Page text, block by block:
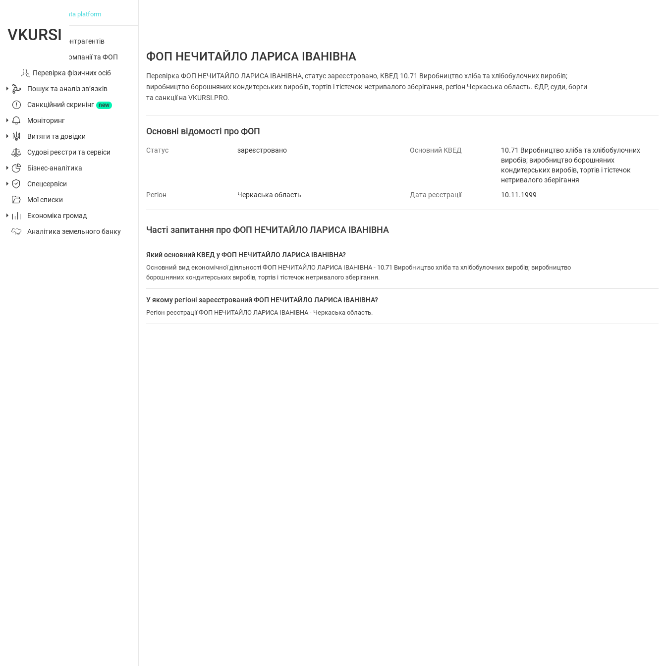
big data platform
Перевірка контрагентів
Досьє на компанії та ФОП
Перевірка фізичних осіб
Пошук та аналіз звʼязків
Санкційний скринінг
new
Моніторинг
Витяги та довідки
Судові реєстри та сервіси
Бізнес-аналітика
Спецсервіси
Мої списки
Економіка громад
Аналітика земельного банку
ФОП НЕЧИТАЙЛО ЛАРИСА ІВАНІВНА
Перевірка ФОП НЕЧИТАЙЛО ЛАРИСА ІВАНІВНА, статус зареєстровано, КВЕД 10.71 Виробництво хліба та хлібобулочних виробів;
виробництво борошняних кондитерських виробів, тортів і тістечок нетривалого зберігання, регіон Черкаська область. ЄДР, суди, борги
та санкції на VKURSI.PRO.
Основні відомості про ФОП
Статус зареєстровано Основний КВЕД
10.71 Виробництво хліба та хлібобулочних
виробів; виробництво борошняних
кондитерських виробів, тортів і тістечок
нетривалого зберігання
Регіон
Черкаська область Дата реєстрації 10.11.1999
Часті запитання про ФОП НЕЧИТАЙЛО ЛАРИСА ІВАНІВНА
Який основний КВЕД у ФОП НЕЧИТАЙЛО ЛАРИСА ІВАНІВНА?
Основний вид економічної діяльності ФОП НЕЧИТАЙЛО ЛАРИСА ІВАНІВНА - 10.71 Виробництво хліба та хлібобулочних виробів; виробництво
борошняних кондитерських виробів, тортів і тістечок нетривалого зберігання.
У якому регіоні зареєстрований ФОП НЕЧИТАЙЛО ЛАРИСА ІВАНІВНА?
Регіон реєстрації ФОП НЕЧИТАЙЛО ЛАРИСА ІВАНІВНА - Черкаська область.
VKURSI